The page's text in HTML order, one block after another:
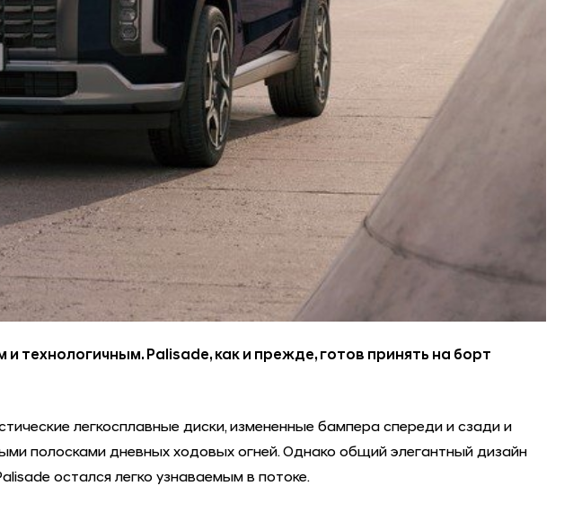
технологичным. Palisade, как и прежде, готов принять на борт
легкосплавные диски, измененные бампера спереди и сзади и
полосками дневных ходовых огней. Однако общий элегантный дизайн
остался легко узнаваемым в потоке.